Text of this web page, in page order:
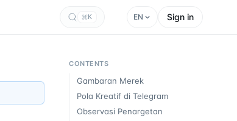
K EN Sign in
CONTENTS
Gambaran Merek
Pola Kreatif di Telegram
Observasi Penargetan